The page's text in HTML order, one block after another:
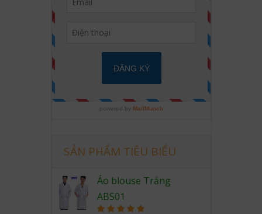
SẢN PHẨM TIÊU BIỂU
Áo blouse Trắng
ABS01